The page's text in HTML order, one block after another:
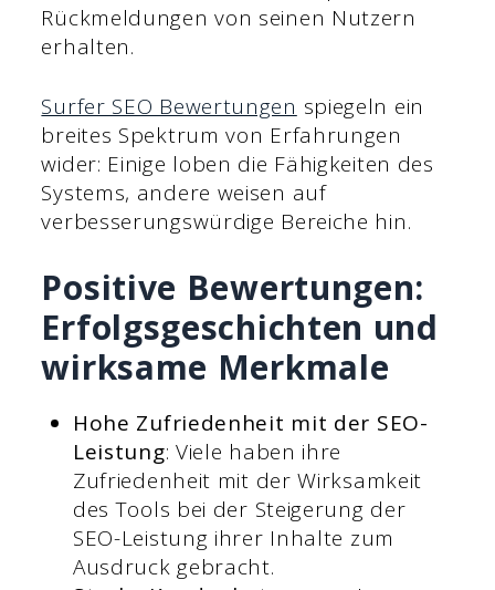
Rückmeldungen von seinen Nutzern
erhalten.
Surfer SEO Bewertungen spiegeln ein
breites Spektrum von Erfahrungen
wider: Einige loben die Fähigkeiten des
Systems, andere weisen auf
verbesserungswürdige Bereiche hin.
Positive Bewertungen:
Erfolgsgeschichten und
wirksame Merkmale
Hohe Zufriedenheit mit der SEO-
Leistung: Viele haben ihre
Zufriedenheit mit der Wirksamkeit
des Tools bei der Steigerung der
SEO-Leistung ihrer Inhalte zum
Ausdruck gebracht.